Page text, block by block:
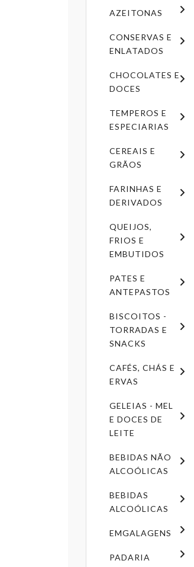
AZEITONAS
CONSERVAS E
ENLATADOS
CHOCOLATES E
DOCES
TEMPEROS E
ESPECIARIAS
CEREAIS E
GRÃOS
FARINHAS E
DERIVADOS
QUEIJOS,
FRIOS E
EMBUTIDOS
PATES E
ANTEPASTOS
BISCOITOS -
TORRADAS E
SNACKS
CAFÉS, CHÁS E
ERVAS
GELEIAS - MEL
E DOCES DE
LEITE
BEBIDAS NÃO
ALCOÓLICAS
BEBIDAS
ALCOÓLICAS
EMGALAGENS
PADARIA